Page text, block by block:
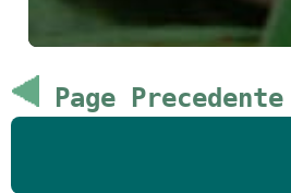
Page Precedente